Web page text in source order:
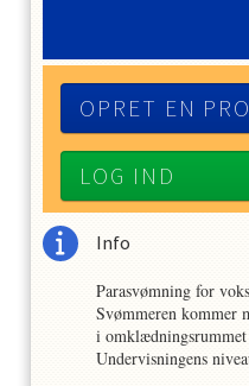
OPRET EN
LOG IND
Info
Parasvømning for
Svømmeren kommer
i
Undervisningens